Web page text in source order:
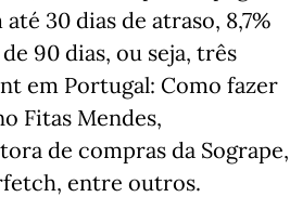
30 dias de atraso, 8,7%
90 dias, ou seja, três
em Portugal: Como fazer
Fitas Mendes,
de compras da Sogrape,
entre outros.